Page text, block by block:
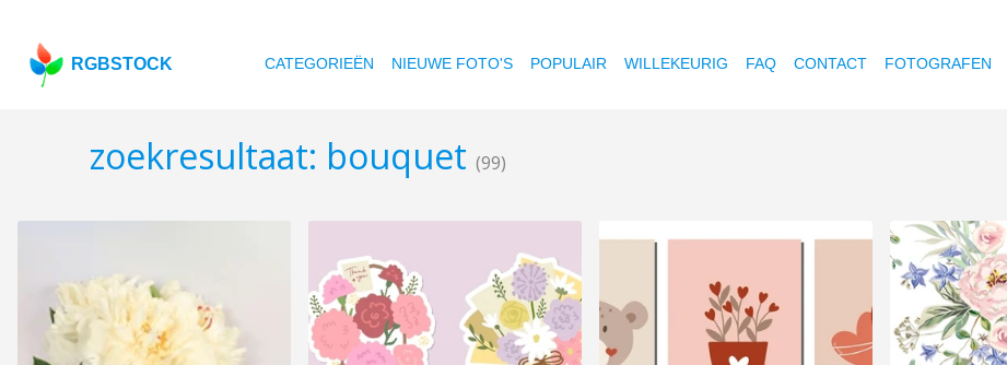
RGBSTOCK CATEGORIEËN NIEUWE FOTO'S POPULAIR WILLEKEURIG FAQ CONTACT FOTOGRAFEN
zoekresultaat: bouquet (99)